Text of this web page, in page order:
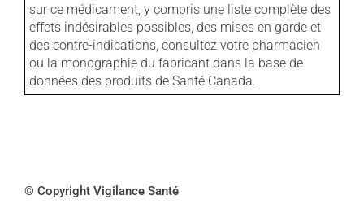
sur ce médicament, y compris une liste complète des
effets indésirables possibles, des mises en garde et
des contre-indications, consultez votre pharmacien
ou la monographie du fabricant dans la base de
données des produits de Santé Canada.
© Copyright Vigilance Santé